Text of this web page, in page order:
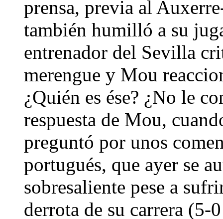
prensa, previa al
también humilló a su
entrenador del Sevilla
merengue y Mou
¿Quién es ése? ¿No le
respuesta de Mou,
preguntó por unos
portugués, que ayer se
sobresaliente pese a
derrota de su carrera (5-